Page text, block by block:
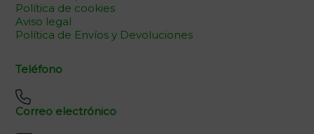
Política de cookies
Aviso legal
Política de Envíos y Devoluciones
Teléfono
Correo electrónico